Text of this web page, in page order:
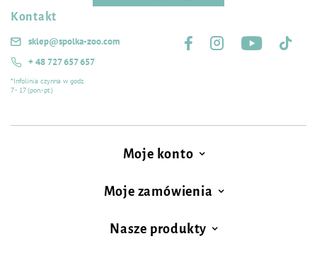
Kontakt
sklep@spolka-zoo.com
+ 48 727 657 657
*Infolinia czynna w godz.
7 - 17 (pon.-pt.)
Moje konto
Moje zamówienia
Nasze produkty